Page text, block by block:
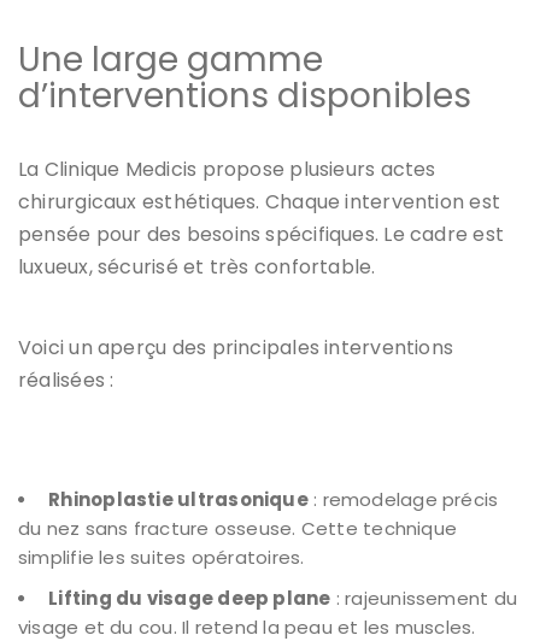
Une large gamme
d’interventions disponibles
La Clinique Medicis propose plusieurs actes
chirurgicaux esthétiques. Chaque intervention est
pensée pour des besoins spécifiques. Le cadre est
luxueux, sécurisé et très confortable.
Voici un aperçu des principales interventions
réalisées :
Rhinoplastie ultrasonique: remodelage précis
du nez sans fracture osseuse. Cette technique
simplifie les suites opératoires.
Lifting du visage deep plane : rajeunissement du
visage et du cou. Il retend la peau et les muscles.